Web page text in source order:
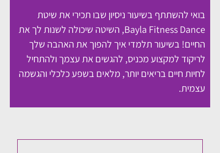
בואי להשתתף בשיעור ניסיון שבו תכירי את שיטת
Bayla Fitness Dance, השיטה שיכולה לשנות לך את
החיים! בשיעור תלמדי איך להפוך את האהבה שלך
לריקוד למקצוע מכניס, להגשים את עצמך ולהתחיל
לחיות חיים בריאים יותר, מלאים בשפע כלכלי והגשמה
עצמית.